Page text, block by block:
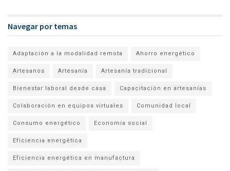
Navegar por temas
Adaptación a la modalidad remota Ahorro energético
Artesanos Artesanía Artesanía tradicional
Bienestar laboral desde casa Capacitación en artesanías
Colaboración en equipos virtuales Comunidad local
Consumo energético Economía social
Eficiencia energética
Eficiencia energética en manufactura